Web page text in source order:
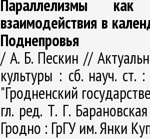
Параллелизмы
взаимодействия в
Поднепровья
/ А. Б. Пескин //
культуры : сб. науч.
"Гродненский
гл. ред. Т. Г.
Гродно : ГрГУ им. Янки